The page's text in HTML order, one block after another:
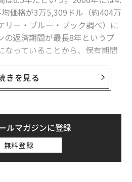
価格が3万5,309ドル（約404万
リー・ブルー・ブック調べ）に
の返済期間が最長8年というプ
なっていることから、保有期間
はない。
にわたって保有していた人の割
～2006年モデルを対象に行っ
平均で12.9%であることが分か
れていた割合が最も高かったの
ハイランダー・ハイブリッ
％以上が、10年を超える期間に
きを見る
ルマガジンに登録
無料登録